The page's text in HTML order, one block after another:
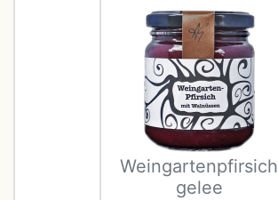
Weingartenpfirsich
gelee